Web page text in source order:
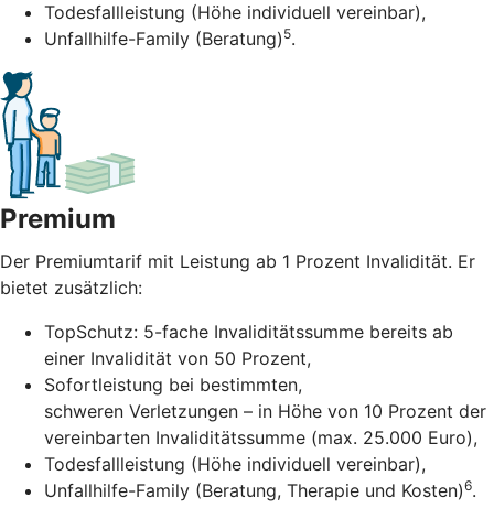
Todesfallleistung (Höhe individuell vereinbar),
Unfallhilfe-Family (Beratung) 5.
Premium
Der Premiumtarif mit Leistung ab 1 Prozent Invalidität. Er
bietet zusätzlich:
TopSchutz: 5-fache Invaliditätssumme bereits ab
einer Invalidität von 50 Prozent,
Sofortleistung bei bestimmten,
schweren Verletzungen – in Höhe von 10 Prozent der
vereinbarten Invaliditätssumme (max. 25.000 Euro),
Todesfallleistung (Höhe individuell vereinbar),
Unfallhilfe-Family (Beratung, Therapie und Kosten)6.